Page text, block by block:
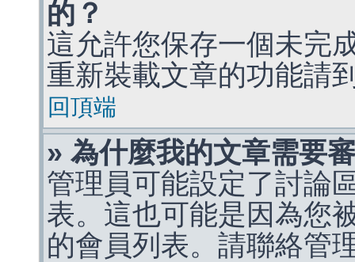
的？
這允許您保存一個未完
重新裝載文章的功能請
回頂端
» 為什麼我的文章需要
管理員可能設定了討論
表。這也可能是因為您
的會員列表。請聯絡管